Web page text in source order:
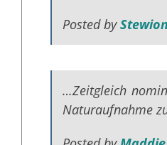
Posted by
…Zeitgleich
Naturaufnahme